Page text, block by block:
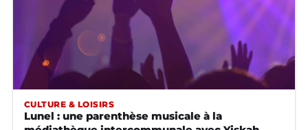
CULTURE & LOISIRS
Lunel : une parenthèse musicale à la